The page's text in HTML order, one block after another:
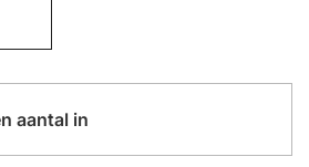
aantal in